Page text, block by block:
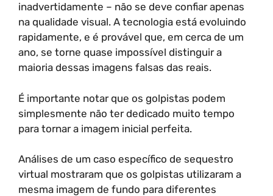
inadvertidamente – não se deve confiar apenas
na qualidade visual. A tecnologia está evoluindo
rapidamente, e é provável que, em cerca de um
ano, se torne quase impossível distinguir a
maioria dessas imagens falsas das reais.
É importante notar que os golpistas podem
simplesmente não ter dedicado muito tempo
para tornar a imagem inicial perfeita.
Análises de um caso específico de sequestro
virtual mostraram que os golpistas utilizaram a
mesma imagem de fundo para diferentes